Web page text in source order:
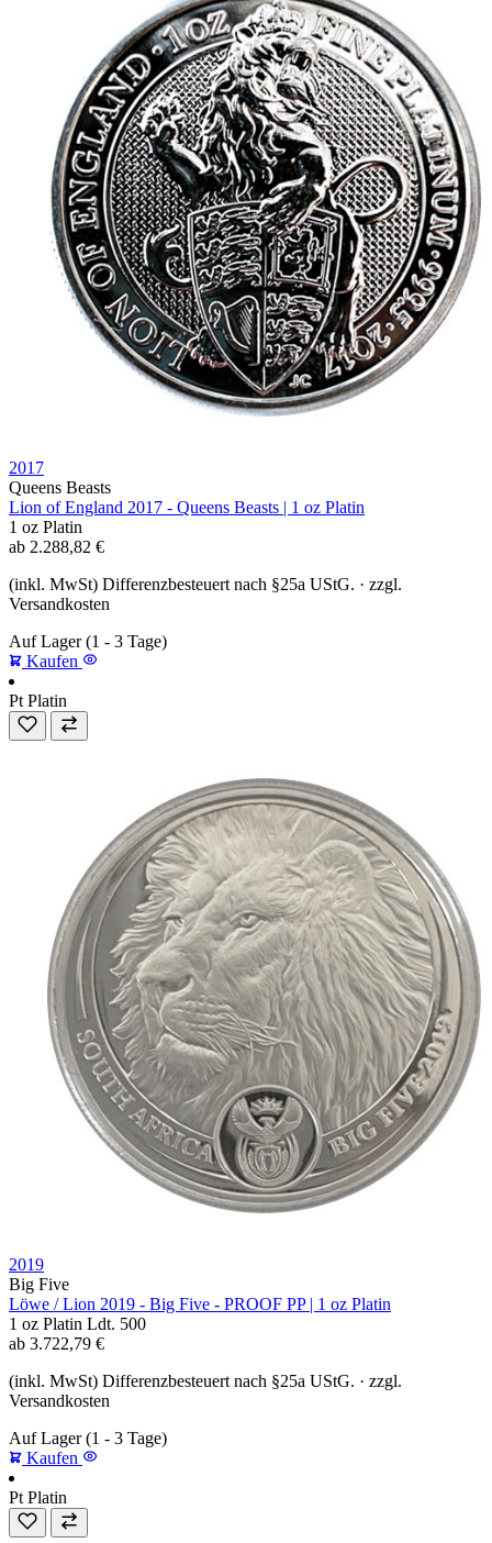
2017
Queens Beasts
Lion of England 2017 - Queens Beasts | 1 oz Platin
1 oz Platin
ab 2.288,82 €
(inkl. MwSt) Differenzbesteuert nach §25a UStG. · zzgl.
Versandkosten
Auf Lager (1 - 3 Tage)
Kaufen
Pt Platin
2019
Big Five
Löwe / Lion 2019 - Big Five - PROOF PP | 1 oz Platin
1 oz Platin Ldt. 500
ab 3.722,79 €
(inkl. MwSt) Differenzbesteuert nach §25a UStG. · zzgl.
Versandkosten
Auf Lager (1 - 3 Tage)
Kaufen
Pt Platin